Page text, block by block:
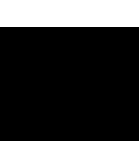
に